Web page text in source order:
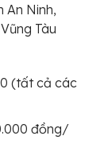
An Ninh,
Tàu
(tất cả các
đồng/